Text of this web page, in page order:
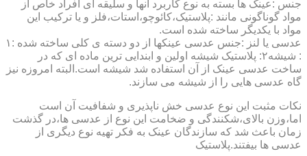
جنس :عینک ها بسته به نوع کاربرد آنها و سلیقه ای افراد خاص از
مواد گوناگونی مانند :پلاستیک،کائوچو،استات،فلز و یا ترکیب این
مواد با یکدیگر ساخته شده است.
عدسی یا لنز :جنس عدسی عینکها از دو دسته ی کلی ساخته شده :۱
: شیشه۲: پلاستیک شیشه اولین و ابندایی ترین ماده ای که در
ساخت عدسی عینک از آن استفاده شد شیشه است.البته امروزه نیز
گاه عدسی هایی را از شیشه می سازند.
نکات مثبت این نوع عدسی خش ناپذیری و شفافیت آن است
اما،وزن بالای،شکنندگی و ضخامت این نوع از عدسی ها،در گذشت
زمان باعث شد که سازندگان عینک به فکر تهیه نوع دیگری از
عدسی ها بیفتند.پلاستیک